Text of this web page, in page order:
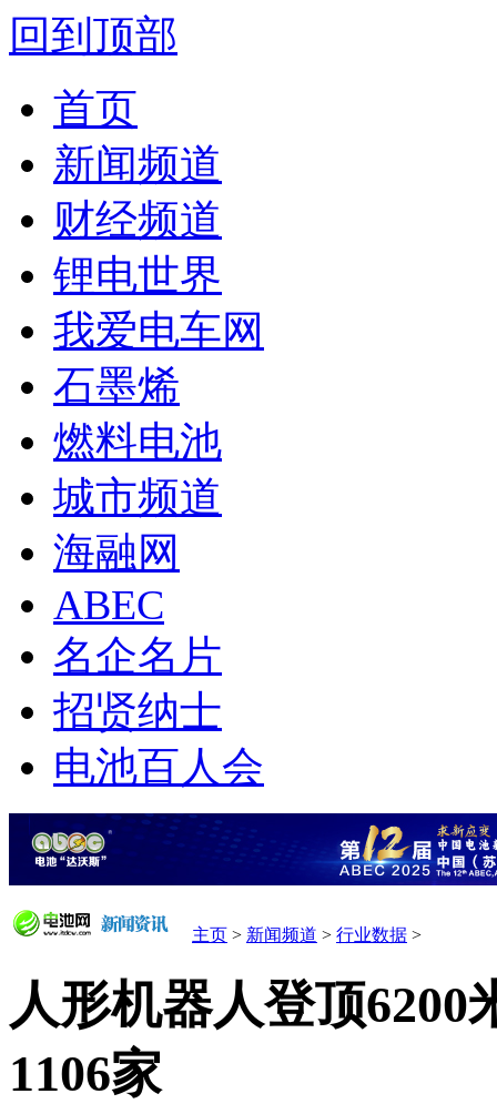
回到顶部
首页
新闻频道
财经频道
锂电世界
我爱电车网
石墨烯
燃料电池
城市频道
海融网
ABEC
名企名片
招贤纳士
电池百人会
主页 > 新闻频道 > 行业数据 >
人形机器人登顶
1106家